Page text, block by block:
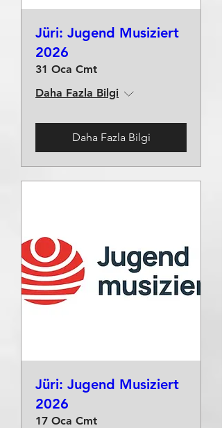
Jüri: Jugend Musiziert
2026
31 Oca Cmt
Daha Fazla Bilgi
Daha Fazla Bilgi
Jüri: Jugend Musiziert
2026
17 Oca Cmt